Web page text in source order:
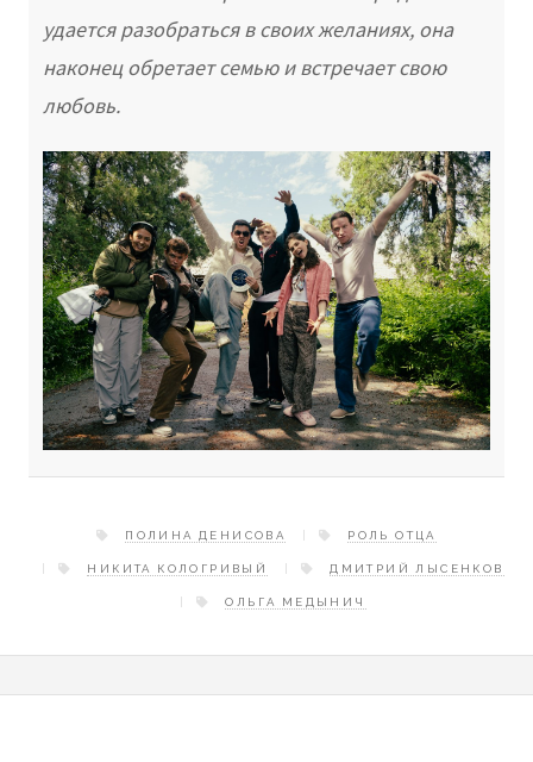
удается разобраться в своих желаниях, она
наконец обретает семью и встречает свою
любовь.
ПОЛИНА ДЕНИСОВА РОЛЬ ОТЦА
НИКИТА КОЛОГРИВЫЙ ДМИТРИЙ ЛЫСЕНКОВ
ОЛЬГА МЕДЫНИЧ